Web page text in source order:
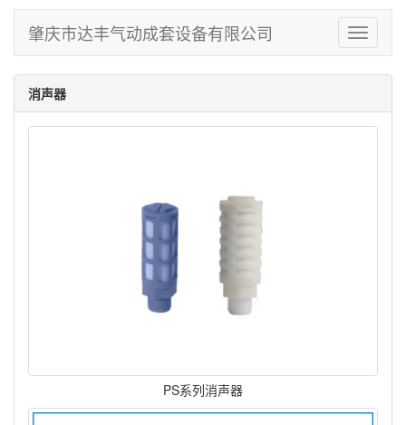
Toggle
肇庆市达丰气动成套设备有限公司
消声器
PS系列消声器